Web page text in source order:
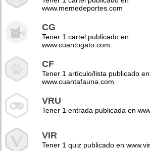
www.memedeportes.com
CG
Tener 1 cartel publicado en
www.cuantogato.com
CF
Tener 1 artículo/lista publicado en
www.cuantafauna.com
VRU
Tener 1 entrada publicada en
VIR
Tener 1 quiz publicado en